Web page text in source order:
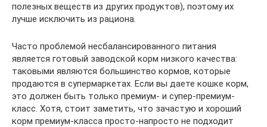
полезных веществ из других продуктов), поэтому их
лучше исключить из рациона.
Часто проблемой несбалансированного питания
является готовый заводской корм низкого качества:
таковыми являются большинство кормов, которые
продаются в супермаркетах. Если вы даете кошке корм,
это должен быть только премиум- и супер-премиум-
класс. Хотя, стоит заметить, что зачастую и хороший
корм премиум-класса просто-напросто не подходит